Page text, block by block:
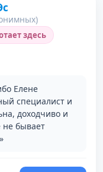
здесь
Елене
специалист и
доходчиво и
не бывает